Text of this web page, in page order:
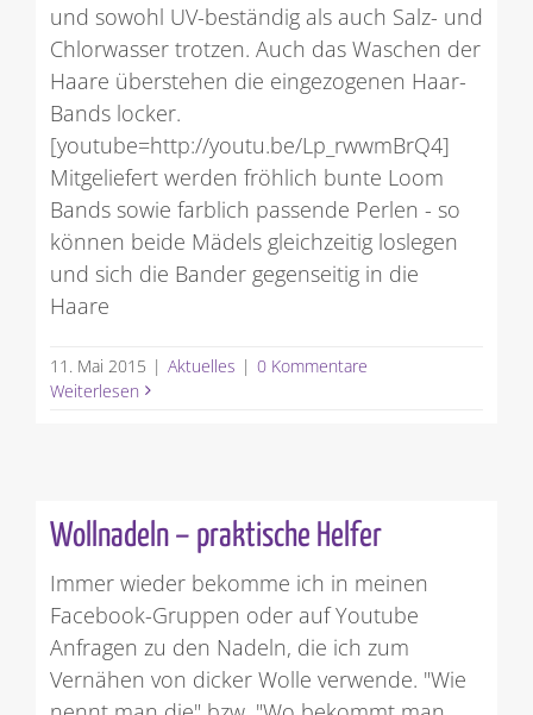
und sowohl UV-beständig als auch Salz- und
Chlorwasser trotzen. Auch das Waschen der
Haare überstehen die eingezogenen Haar-
Bands locker.
[youtube=http://youtu.be/Lp_rwwmBrQ4]
Mitgeliefert werden fröhlich bunte Loom
Bands sowie farblich passende Perlen - so
können beide Mädels gleichzeitig loslegen
und sich die Bander gegenseitig in die
Haare
11. Mai 2015 | Aktuelles | 0 Kommentare
Weiterlesen
Wollnadeln – praktische Helfer
Immer wieder bekomme ich in meinen
Facebook-Gruppen oder auf Youtube
Anfragen zu den Nadeln, die ich zum
Vernähen von dicker Wolle verwende. "Wie